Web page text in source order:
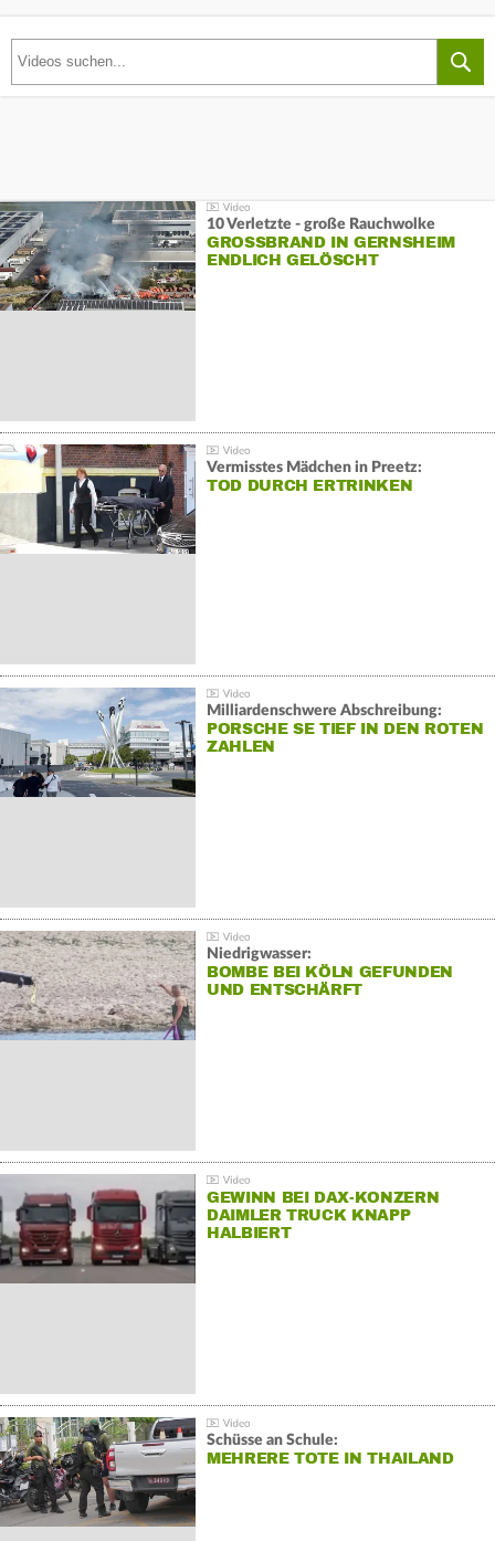
10 Verletzte - große Rauchwolke
GROSSBRAND IN GERNSHEIM E
NDLICH GELÖSCHT
Vermisstes Mädchen in Preetz:
TOD DURCH ERTRINKEN
Milliardenschwere Abschreibung:
PORSCHE SE TIEF IN DEN ROTEN
ZAHLEN
Niedrigwasser:
BOMBE BEI KÖLN GEFUNDEN
UND ENTSCHÄRFT
GEWINN BEI DAX-KONZERN
DAIMLER TRUCK KNAPP
HALBIERT
Schüsse an Schule:
MEHRERE TOTE IN THAILAND